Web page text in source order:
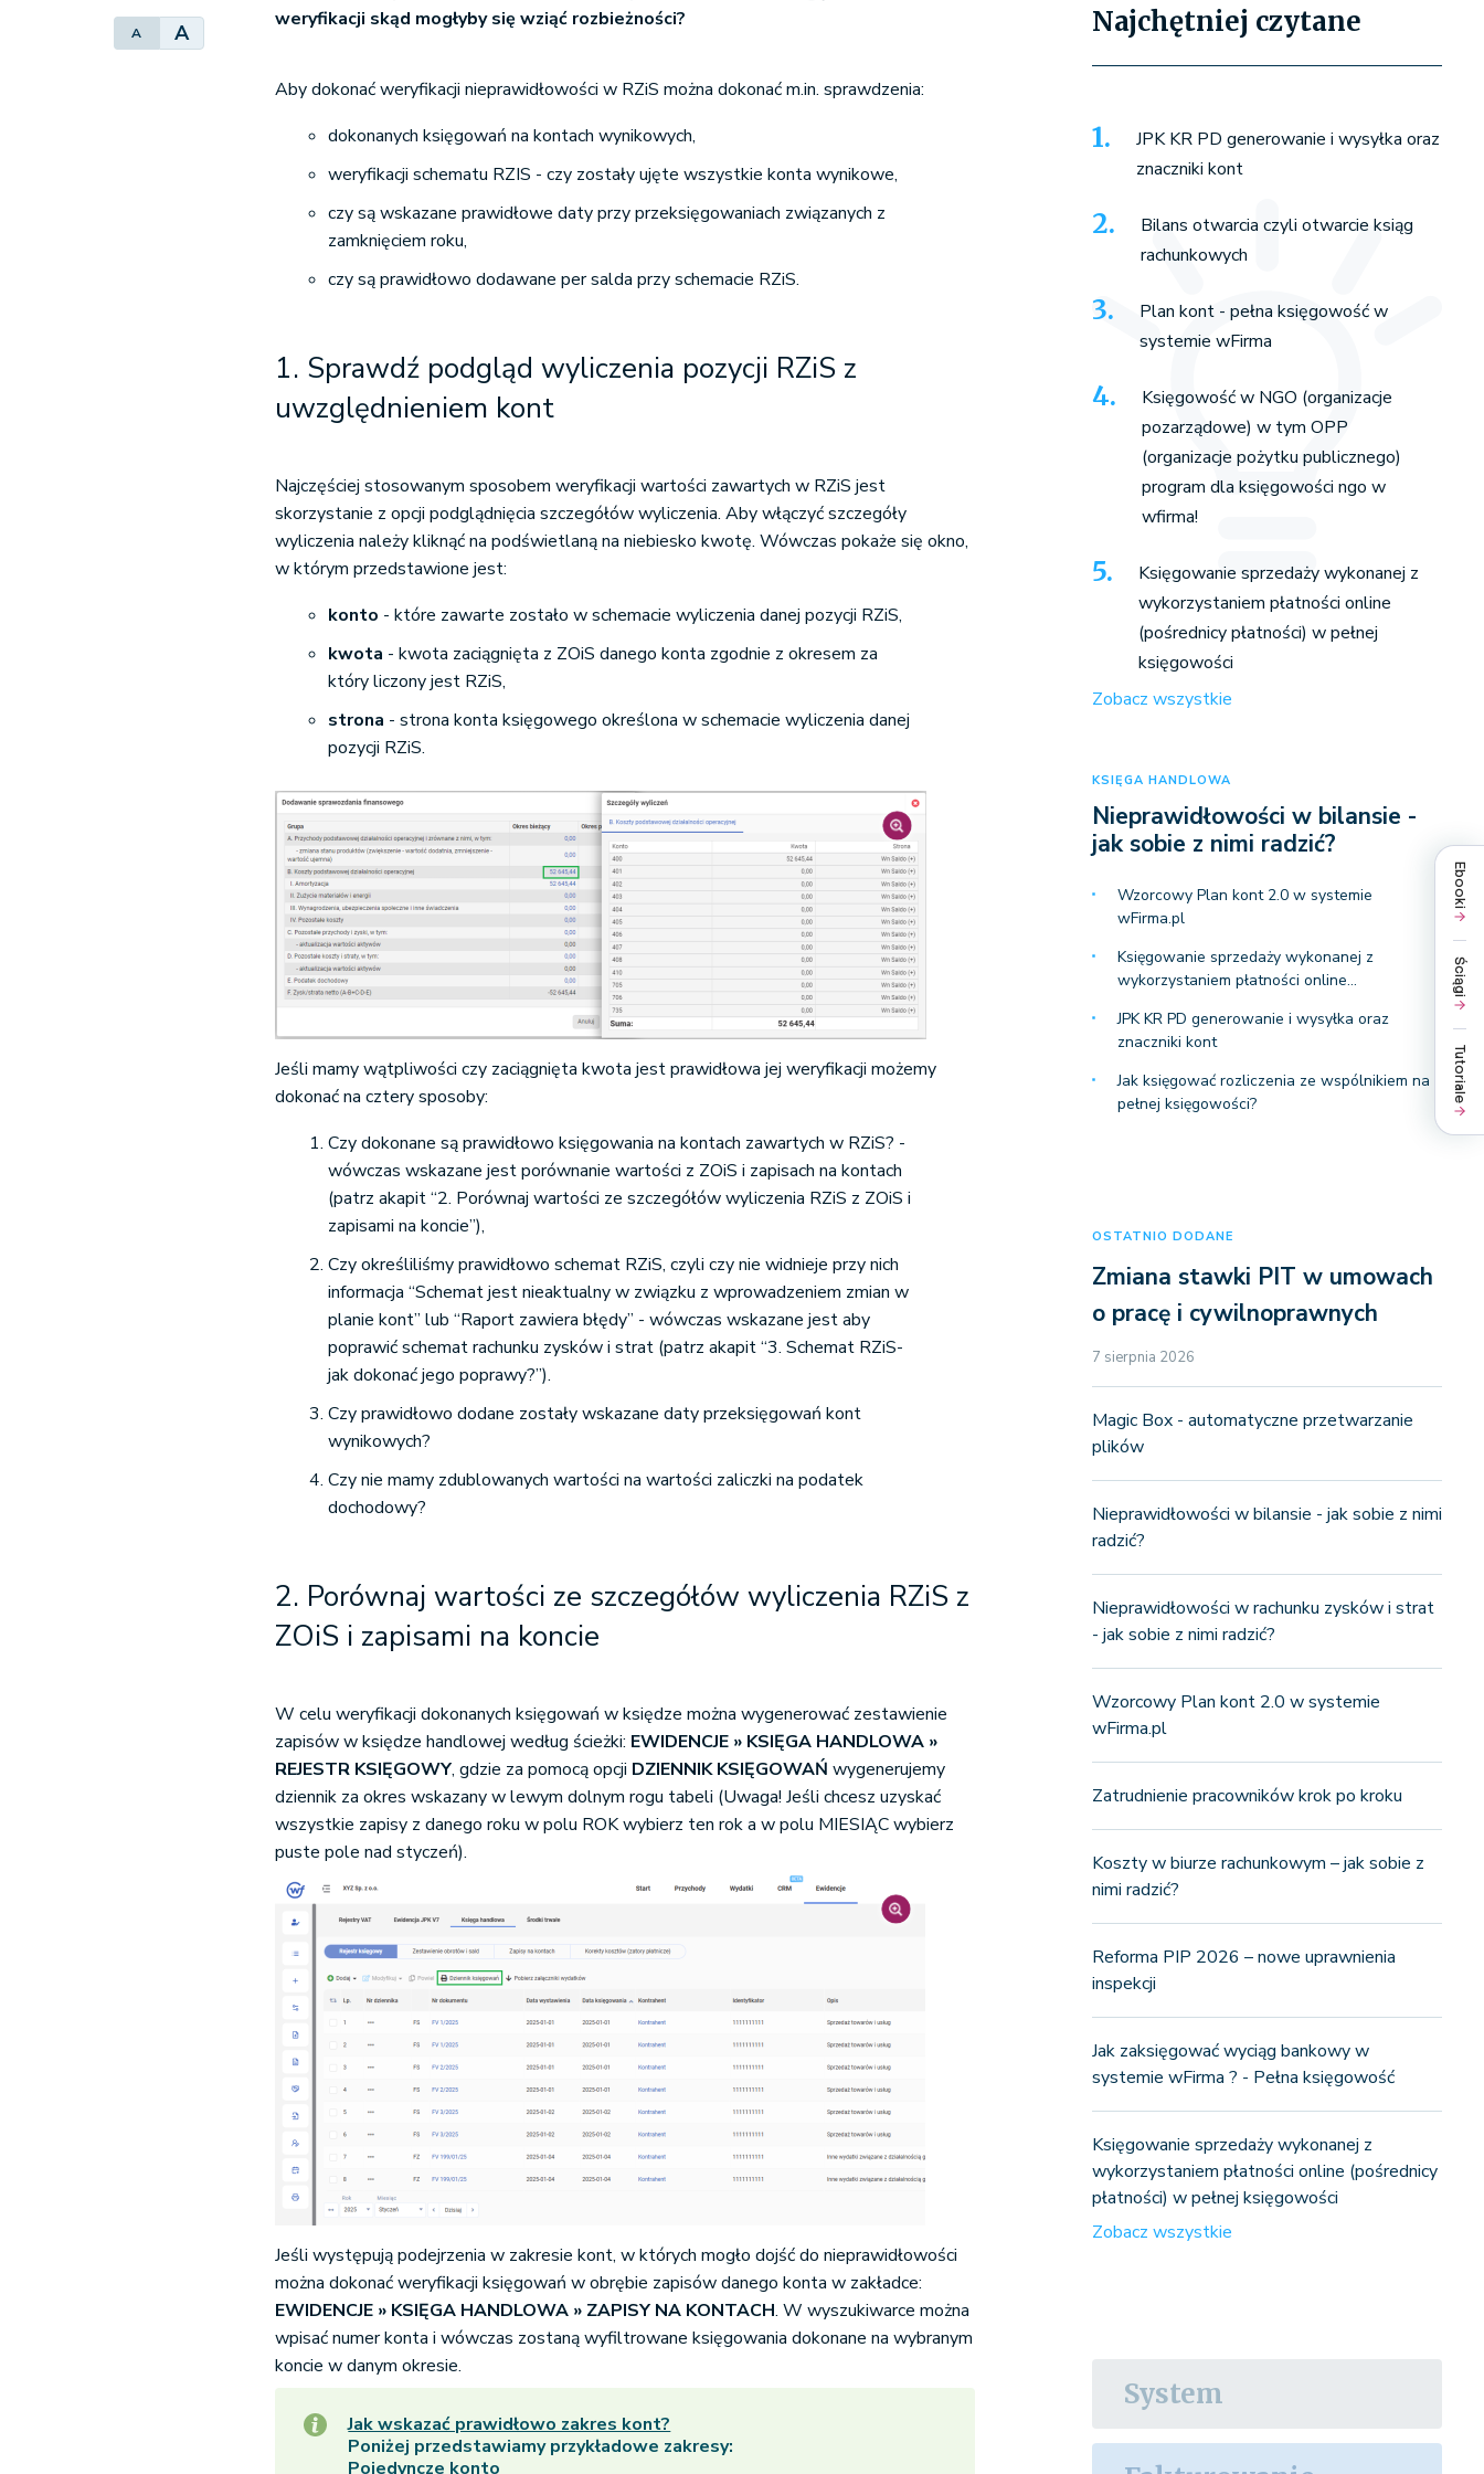
Ebooki
Ściągi
Tutoriale
A A
weryfikacji skąd mogłyby się wziąć rozbieżności?
Aby dokonać weryfikacji nieprawidłowości w RZiS można dokonać m.in. sprawdzenia:
dokonanych księgowań na kontach wynikowych,
weryfikacji schematu RZIS - czy zostały ujęte wszystkie konta wynikowe,
czy są wskazane prawidłowe daty przy przeksięgowaniach związanych z
zamknięciem roku,
czy są prawidłowo dodawane per salda przy schemacie RZiS.
1. Sprawdź podgląd wyliczenia pozycji RZiS z
uwzględnieniem kont
Najczęściej stosowanym sposobem weryfikacji wartości zawartych w RZiS jest
skorzystanie z opcji podglądnięcia szczegółów wyliczenia. Aby włączyć szczegóły
wyliczenia należy kliknąć na podświetlaną na niebiesko kwotę. Wówczas pokaże się okno,
w którym przedstawione jest:
konto - które zawarte zostało w schemacie wyliczenia danej pozycji RZiS,
kwota - kwota zaciągnięta z ZOiS danego konta zgodnie z okresem za
który liczony jest RZiS,
strona - strona konta księgowego określona w schemacie wyliczenia danej
pozycji RZiS.
Jeśli mamy wątpliwości czy zaciągnięta kwota jest prawidłowa jej weryfikacji możemy
dokonać na cztery sposoby:
Czy dokonane są prawidłowo księgowania na kontach zawartych w RZiS? -
wówczas wskazane jest porównanie wartości z ZOiS i zapisach na kontach
(patrz akapit “2. Porównaj wartości ze szczegółów wyliczenia RZiS z ZOiS i
zapisami na koncie”),
Czy określiliśmy prawidłowo schemat RZiS, czyli czy nie widnieje przy nich
informacja “Schemat jest nieaktualny w związku z wprowadzeniem zmian w
planie kont” lub “Raport zawiera błędy” - wówczas wskazane jest aby
poprawić schemat rachunku zysków i strat (patrz akapit “3. Schemat RZiS-
jak dokonać jego poprawy?”).
Czy prawidłowo dodane zostały wskazane daty przeksięgowań kont
wynikowych?
Czy nie mamy zdublowanych wartości na wartości zaliczki na podatek
dochodowy?
2. Porównaj wartości ze szczegółów wyliczenia RZiS z
ZOiS i zapisami na koncie
W celu weryfikacji dokonanych księgowań w księdze można wygenerować zestawienie
zapisów w księdze handlowej według ścieżki: EWIDENCJE » KSIĘGA HANDLOWA »
REJESTR KSIĘGOWY, gdzie za pomocą opcji DZIENNIK KSIĘGOWAŃ wygenerujemy
dziennik za okres wskazany w lewym dolnym rogu tabeli (Uwaga! Jeśli chcesz uzyskać
wszystkie zapisy z danego roku w polu ROK wybierz ten rok a w polu MIESIĄC wybierz
puste pole nad styczeń).
Jeśli występują podejrzenia w zakresie kont, w których mogło dojść do nieprawidłowości
można dokonać weryfikacji księgowań w obrębie zapisów danego konta w zakładce:
EWIDENCJE » KSIĘGA HANDLOWA » ZAPISY NA KONTACH. W wyszukiwarce można
wpisać numer konta i wówczas zostaną wyfiltrowane księgowania dokonane na wybranym
koncie w danym okresie.
Jak wskazać prawidłowo zakres kont?
Poniżej przedstawiamy przykładowe zakresy:
Pojedyncze konto
Najchętniej czytane
JPK KR PD generowanie i wysyłka oraz
znaczniki kont
Bilans otwarcia czyli otwarcie ksiąg
rachunkowych
Plan kont - pełna księgowość w
systemie wFirma
Księgowość w NGO (organizacje
pozarządowe) w tym OPP
(organizacje pożytku publicznego)
program dla księgowości ngo w
wfirma!
Księgowanie sprzedaży wykonanej z
wykorzystaniem płatności online
(pośrednicy płatności) w pełnej
księgowości
Zobacz wszystkie
KSIĘGA HANDLOWA
Nieprawidłowości w bilansie -
jak sobie z nimi radzić?
Wzorcowy Plan kont 2.0 w systemie
wFirma.pl
Księgowanie sprzedaży wykonanej z
wykorzystaniem płatności online…
JPK KR PD generowanie i wysyłka oraz
znaczniki kont
Jak księgować rozliczenia ze wspólnikiem na
pełnej księgowości?
OSTATNIO DODANE
Zmiana stawki PIT w umowach
o pracę i cywilnoprawnych
7 sierpnia 2026
Magic Box - automatyczne przetwarzanie
plików
Nieprawidłowości w bilansie - jak sobie z nimi
radzić?
Nieprawidłowości w rachunku zysków i strat
- jak sobie z nimi radzić?
Wzorcowy Plan kont 2.0 w systemie
wFirma.pl
Zatrudnienie pracowników krok po kroku
Koszty w biurze rachunkowym – jak sobie z
nimi radzić?
Reforma PIP 2026 – nowe uprawnienia
inspekcji
Jak zaksięgować wyciąg bankowy w
systemie wFirma ? - Pełna księgowość
Księgowanie sprzedaży wykonanej z
wykorzystaniem płatności online (pośrednicy
płatności) w pełnej księgowości
Zobacz wszystkie
System